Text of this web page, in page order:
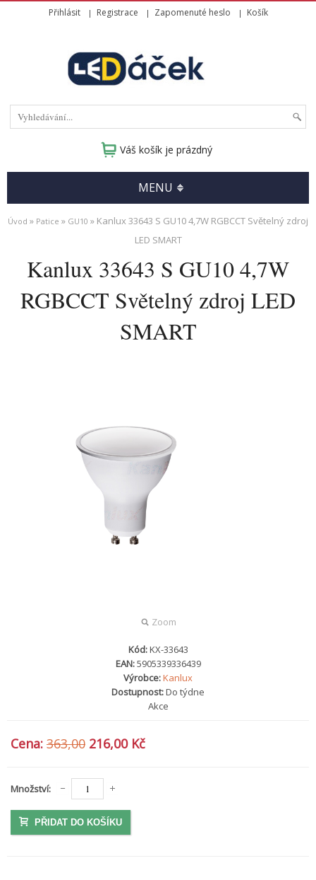
Přihlásit Registrace Zapomenuté heslo Košík
Váš košík je prázdný
MENU
Úvod » Patice » GU10 » Kanlux 33643 S GU10 4,7W RGBCCT Světelný zdroj
LED SMART
Kanlux 33643 S GU10 4,7W
RGBCCT Světelný zdroj LED
SMART
Zoom
Kód:KX-33643
EAN:5905339336439
Výrobce:Kanlux
Dostupnost:Do týdne
Akce
Cena: 363,00 216,00 Kč
Množství:
PŘIDAT DO KOŠÍKU